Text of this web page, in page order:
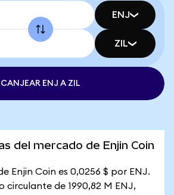
ENJ
ZIL
CANJEAR ENJ A ZIL
del mercado de Enjin Coin
Enjin Coin es 0,0256 $ por ENJ.
circulante de 1990,82 M ENJ,